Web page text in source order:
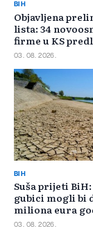
BIH
Objavljena
lista: 34
firme u KS
400.000 KM
03. 08. 2026.
BIH
Suša prijeti
gubici mogli bi
miliona eura
03. 08. 2026.